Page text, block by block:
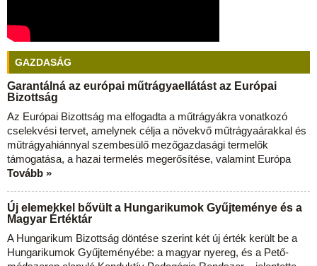
GAZDASÁG
Garantálná az európai műtrágyaellátást az Európai
Bizottság
Az Európai Bizottság ma elfogadta a műtrágyákra vonatkozó
cselekvési tervet, amelynek célja a növekvő műtrágyaárakkal és
műtrágyahiánnyal szembesülő mezőgazdasági termelők
támogatása, a hazai termelés megerősítése, valamint Európa
Tovább »
Új elemekkel bővült a Hungarikumok Gyűjteménye és a
Magyar Értéktár
A Hungarikum Bizottság döntése szerint két új érték került be a
Hungarikumok Gyűjteményébe: a magyar nyereg, és a Pető-